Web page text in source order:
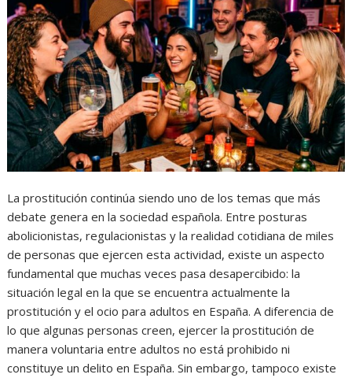
La prostitución continúa siendo uno de los temas que más
debate genera en la sociedad española. Entre posturas
abolicionistas, regulacionistas y la realidad cotidiana de miles
de personas que ejercen esta actividad, existe un aspecto
fundamental que muchas veces pasa desapercibido: la
situación legal en la que se encuentra actualmente la
prostitución y el ocio para adultos en España. A diferencia de
lo que algunas personas creen, ejercer la prostitución de
manera voluntaria entre adultos no está prohibido ni
constituye un delito en España. Sin embargo, tampoco existe